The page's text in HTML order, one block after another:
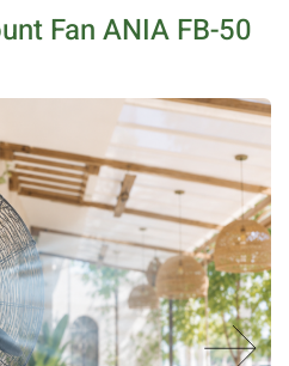
Fan ANIA FB-50